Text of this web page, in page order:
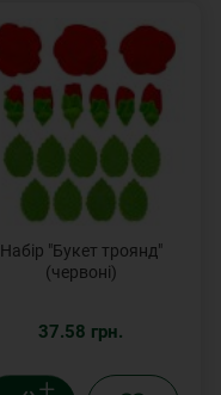
Набір "Букет троянд"
(червоні)
37.58 грн.